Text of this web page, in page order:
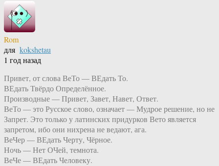
Rom
для kokshetau
1 год назад
Привет, от слова ВеТо — ВЕдать То.
ВЕдать Твёрдо Определённое.
Производные — Привет, Завет, Навет, Ответ.
ВеТо — это Русское слово, означает — Мудрое решение, но не
Запрет. Это только у латинских придурков Вето является
запретом, ибо они нихрена не ведают, ага.
ВеЧер — ВЕдать Черту, Чёрное.
Ночь — Нет ОЧей, темнота.
ВеЧе — ВЕдать Человеку.